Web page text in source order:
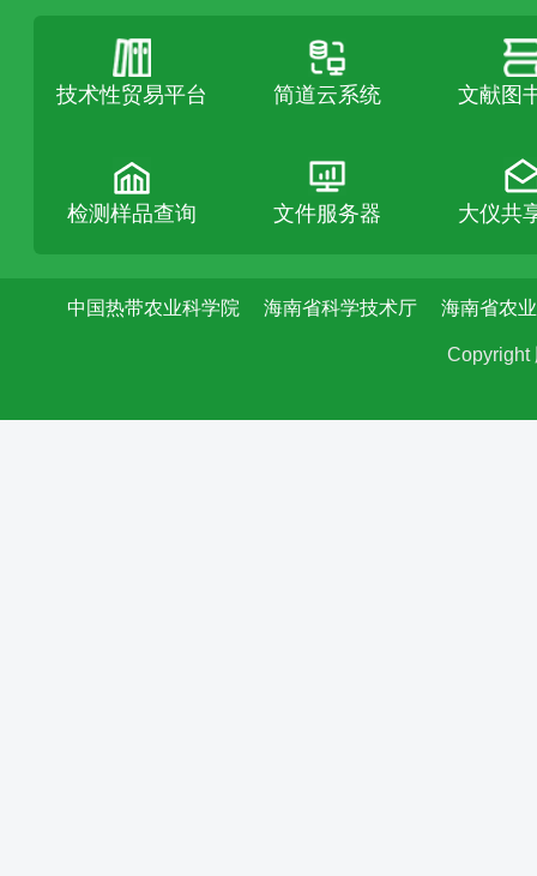
技术性贸易平台 简道云系统 文献图
检测样品查询 文件服务器 大仪共
中国热带农业科学院 海南省科学技术厅 海南省农
Copyright